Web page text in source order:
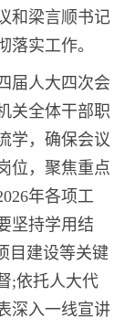
和梁言顺书记
落实工作。
届人大四次会
关全体干部职
学，确保会议
位，聚焦重点
年各项工
坚持学用结
目建设等关键
;依托人大代
深入一线宣讲